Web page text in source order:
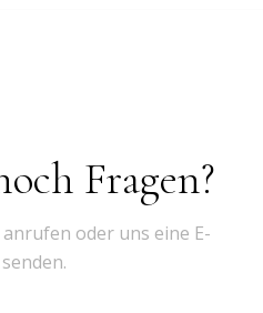
Fragen?
oder uns eine E-